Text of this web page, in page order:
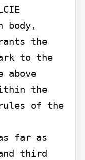
body,
the
to the
the
of the
far as
third